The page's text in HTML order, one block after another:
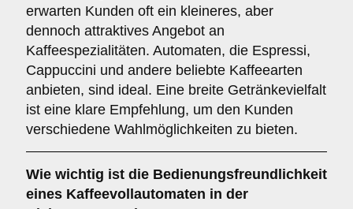
erwarten Kunden oft ein kleineres, aber
dennoch attraktives Angebot an
Kaffeespezialitäten. Automaten, die Espressi,
Cappuccini und andere beliebte Kaffeearten
anbieten, sind ideal. Eine breite Getränkevielfalt
ist eine klare Empfehlung, um den Kunden
verschiedene Wahlmöglichkeiten zu bieten.
Wie wichtig ist die Bedienungsfreundlichkeit
eines Kaffeevollautomaten in der